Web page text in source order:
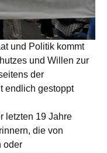
und Politik kommt
und Willen zur
der
endlich gestoppt
letzten 19 Jahre
die von
oder